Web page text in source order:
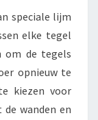
speciale lijm
elke tegel
om de tegels
opnieuw te
kiezen voor
wanden en